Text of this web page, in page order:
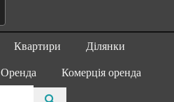
Квартири
Ділянки
Оренда Комерція оренда